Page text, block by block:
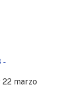
-
22 marzo